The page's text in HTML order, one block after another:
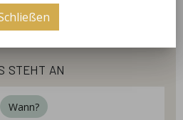
steht an
Wann?